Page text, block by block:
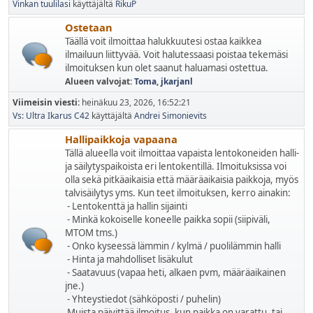
Vinkan tuulilasi käyttäjältä RikuP
Ostetaan
Täällä voit ilmoittaa halukkuutesi ostaa kaikkea
ilmailuun liittyvää. Voit halutessaasi poistaa tekemäsi
ilmoituksen kun olet saanut haluamasi ostettua.
Alueen valvojat:Toma, jkarjanl
Viimeisin viesti: heinäkuu 23, 2026, 16:52:21
Vs: Ultra Ikarus C42 käyttäjältä Andrei Simonievits
Hallipaikkoja vapaana
Tällä alueella voit ilmoittaa vapaista lentokoneiden halli-
ja säilytyspaikoista eri lentokentillä. Ilmoituksissa voi
olla sekä pitkäaikaisia että määräaikaisia paikkoja, myös
talvisäilytys yms. Kun teet ilmoituksen, kerro ainakin:
- Lentokenttä ja hallin sijainti
- Minkä kokoiselle koneelle paikka sopii (siipiväli,
MTOM tms.)
- Onko kyseessä lämmin / kylmä / puolilämmin halli
- Hinta ja mahdolliset lisäkulut
- Saatavuus (vapaa heti, alkaen pvm, määräaikainen
jne.)
- Yhteystiedot (sähköposti / puhelin)